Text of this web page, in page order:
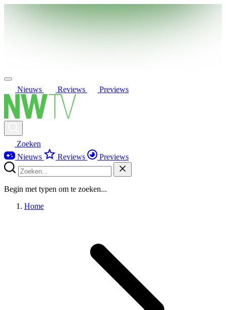
Nieuws Reviews Previews
Zoeken
Nieuws
Reviews Previews
Begin met typen om te zoeken...
Home